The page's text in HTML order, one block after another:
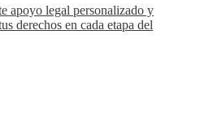
apoyo legal personalizado y
derechos en cada etapa del